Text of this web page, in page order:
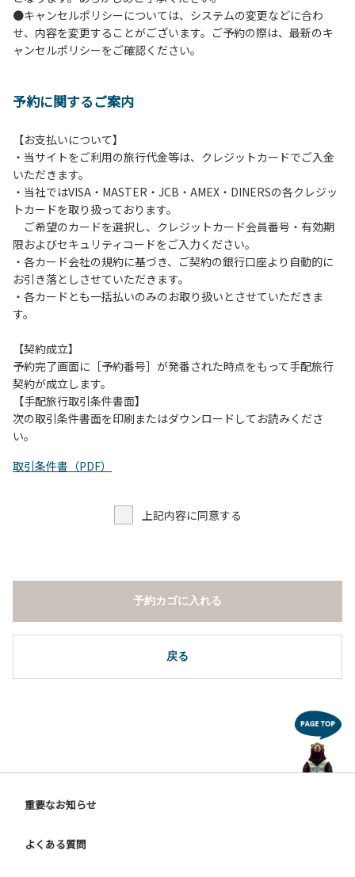
11.施設の利用については管理人の指示に従ってください。従
わない場合は退場していただき、今後の利用をお断りする場
合があります。
●キャンセルポリシーについては、システムの変更などに合わ
せ、内容を変更することがございます。ご予約の際は、最新のキ
ャンセルポリシーをご確認ください。
予約に関するご案内
【お支払いについて】
・当サイトをご利用の旅行代金等は、クレジットカードでご入金
いただきます。
・当社ではVISA・MASTER・JCB・AMEX・DINERSの各クレジッ
トカードを取り扱っております。
ご希望のカードを選択し、クレジットカード会員番号・有効期
限およびセキュリティコードをご入力ください。
・各カード会社の規約に基づき、ご契約の銀行口座より自動的に
お引き落としさせていただきます。
・各カードとも一括払いのみのお取り扱いとさせていただきま
す。
【契約成立】
予約完了画面に［予約番号］が発番された時点をもって手配旅行
契約が成立します。
【手配旅行取引条件書面】
次の取引条件書面を印刷またはダウンロードしてお読みくださ
い。
取引条件書（PDF）
上記内容に同意する
戻る
予約カゴに入れる
重要なお知らせ
よくある質問